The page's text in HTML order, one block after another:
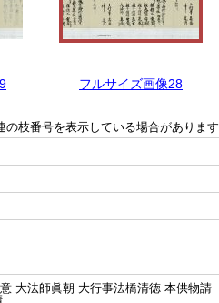
フルサイズ画像28
の枝番号を表示している場合があります
大法師眞朝 大行事法橋清徳 本供物請